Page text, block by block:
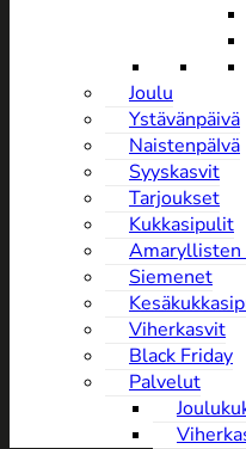
Joulu
Ystävänpäivä
NaistenpäIvä
Syyskasvit
Tarjoukset
Kukkasipulit
Siemenet
Viherkasvit
Black Friday
Palvelut